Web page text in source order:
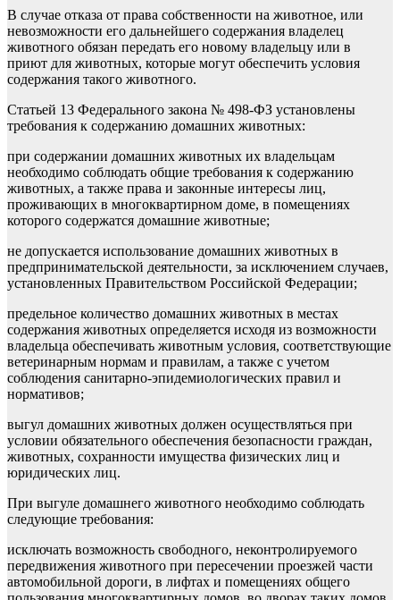
В случае отказа от права собственности на животное, или
невозможности его дальнейшего содержания владелец
животного обязан передать его новому владельцу или в
приют для животных, которые могут обеспечить условия
содержания такого животного.
Статьей 13 Федерального закона № 498-ФЗ установлены
требования к содержанию домашних животных:
при содержании домашних животных их владельцам
необходимо соблюдать общие требования к содержанию
животных, а также права и законные интересы лиц,
проживающих в многоквартирном доме, в помещениях
которого содержатся домашние животные;
не допускается использование домашних животных в
предпринимательской деятельности, за исключением случаев,
установленных Правительством Российской Федерации;
предельное количество домашних животных в местах
содержания животных определяется исходя из возможности
владельца обеспечивать животным условия, соответствующие
ветеринарным нормам и правилам, а также с учетом
соблюдения санитарно-эпидемиологических правил и
нормативов;
выгул домашних животных должен осуществляться при
условии обязательного обеспечения безопасности граждан,
животных, сохранности имущества физических лиц и
юридических лиц.
При выгуле домашнего животного необходимо соблюдать
следующие требования:
исключать возможность свободного, неконтролируемого
передвижения животного при пересечении проезжей части
автомобильной дороги, в лифтах и помещениях общего